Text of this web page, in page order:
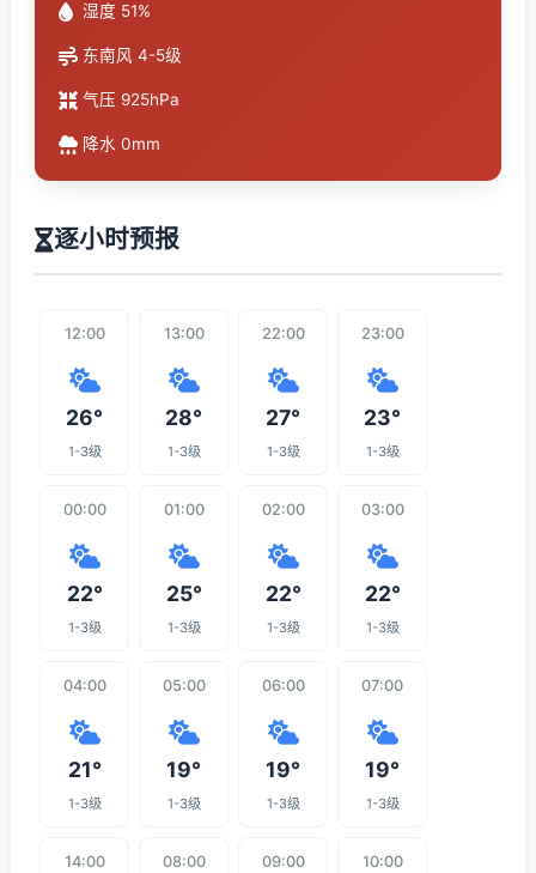
湿度 51%
东南风 4-5级
气压 925hPa
降水 0mm
逐小时预报
12:00
26°
1-3级
13:00
28°
1-3级
22:00
27°
1-3级
23:00
23°
1-3级
00:00
22°
1-3级
01:00
25°
1-3级
02:00
22°
1-3级
03:00
22°
1-3级
04:00
21°
1-3级
05:00
19°
1-3级
06:00
19°
1-3级
07:00
19°
1-3级
14:00 08:00 09:00 10:00